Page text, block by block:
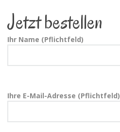
Jetzt bestellen
Ihr Name (Pflichtfeld)
Ihre E-Mail-Adresse (Pflichtfeld)